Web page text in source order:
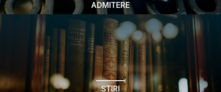
Erasmus & Internațional
Despre Facultate
ADMITERE
ȘTIRI